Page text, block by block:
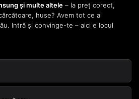
și multe altele – la preț corect,
huse? Avem tot ce ai
Intră și convinge-te – aici e locul